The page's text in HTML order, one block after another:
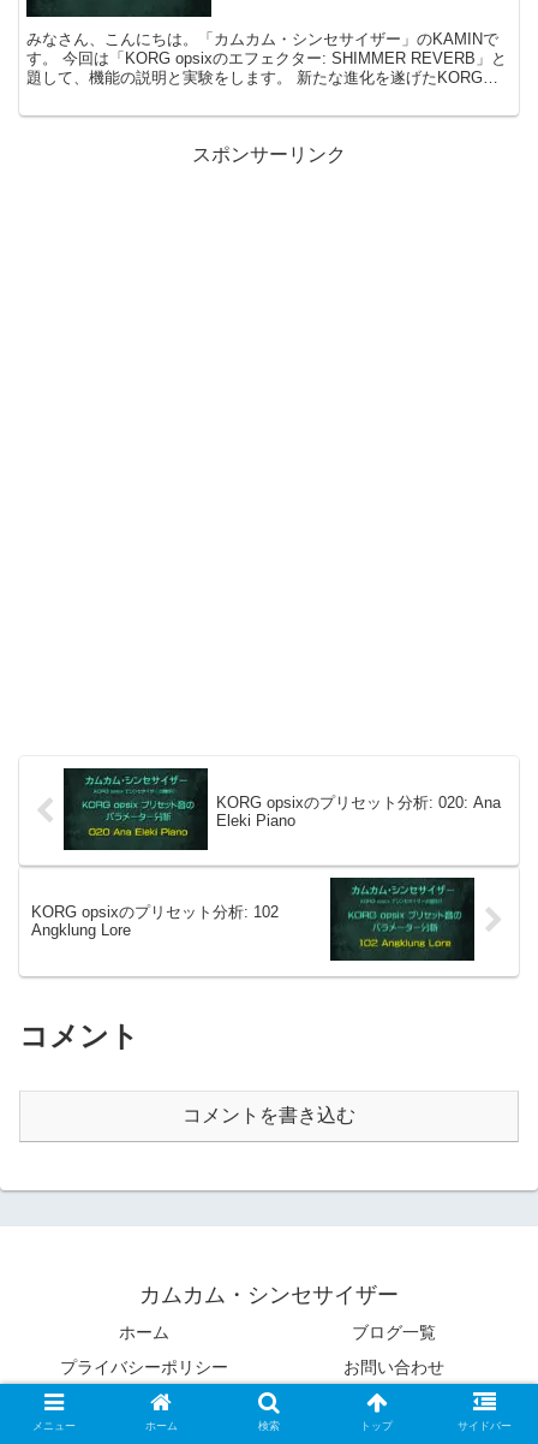
みなさん、こんにちは。「カムカム・シンセサイザー」のKAMINで
す。 今回は「KORG opsixのエフェクター: SHIMMER REVERB」と
題して、機能の説明と実験をします。 新たな進化を遂げたKORGの
スポンサーリンク
KORG opsixのプリセット分析: 020: Ana
Eleki Piano
KORG opsixのプリセット分析: 102
Angklung Lore
コメント
コメントを書き込む
カムカム・シンセサイザー
ホーム
ブログ一覧
プライバシーポリシー
お問い合わせ
© 2022-2026 カムカム・シンセサイザー.
メニュー ホーム 検索 トップ サイドバー